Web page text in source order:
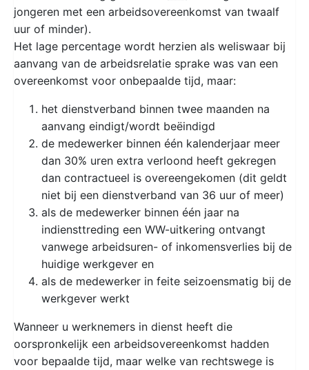
jongeren met een arbeidsovereenkomst van twaalf
uur of minder).
Het lage percentage wordt herzien als weliswaar bij
aanvang van de arbeidsrelatie sprake was van een
overeenkomst voor onbepaalde tijd, maar:
het dienstverband binnen twee maanden na
aanvang eindigt/wordt beëindigd
de medewerker binnen één kalenderjaar meer
dan 30% uren extra verloond heeft gekregen
dan contractueel is overeengekomen (dit geldt
niet bij een dienstverband van 36 uur of meer)
als de medewerker binnen één jaar na
indiensttreding een WW-uitkering ontvangt
vanwege arbeidsuren- of inkomensverlies bij de
huidige werkgever en
als de medewerker in feite seizoensmatig bij de
werkgever werkt
Wanneer u werknemers in dienst heeft die
oorspronkelijk een arbeidsovereenkomst hadden
voor bepaalde tijd, maar welke van rechtswege is